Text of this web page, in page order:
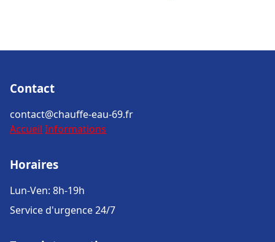
Contact
contact@chauffe-eau-69.fr
Accueil Informations
Horaires
Lun-Ven: 8h-19h
Service d'urgence 24/7